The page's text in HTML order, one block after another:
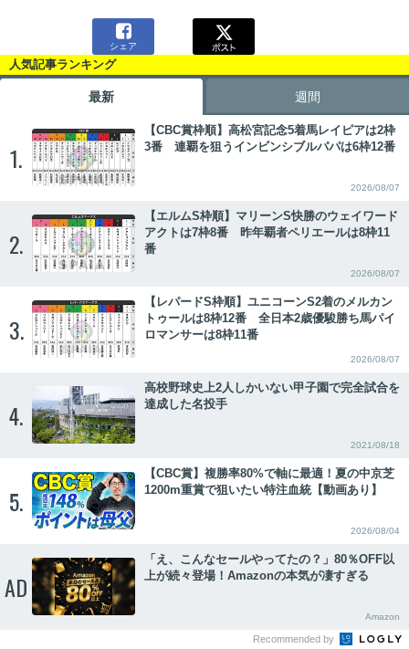

シェア
人気記事ランキング
最新 週間
1.
【CBC賞枠順】高松宮記念5着馬レイピアは2枠
3番 連覇を狙うインビンシブルパパは6枠12番
2026/08/07
2.
【エルムS枠順】マリーンS快勝のウェイワード
アクトは7枠8番 昨年覇者ペリエールは8枠11
番
2026/08/07
3.
【レパードS枠順】ユニコーンS2着のメルカン
トゥールは8枠12番 全日本2歳優駿勝ち馬パイ
ロマンサーは8枠11番
2026/08/07
4.
高校野球史上2人しかいない甲子園で完全試合を
達成した名投手
2021/08/18
5.
【CBC賞】複勝率80%で軸に最適！夏の中京芝
1200m重賞で狙いたい特注血統【動画あり】
2026/08/04
AD
「え、こんなセールやってたの？」80％OFF以
上が続々登場！Amazonの本気が凄すぎる
Amazon
Recommended by